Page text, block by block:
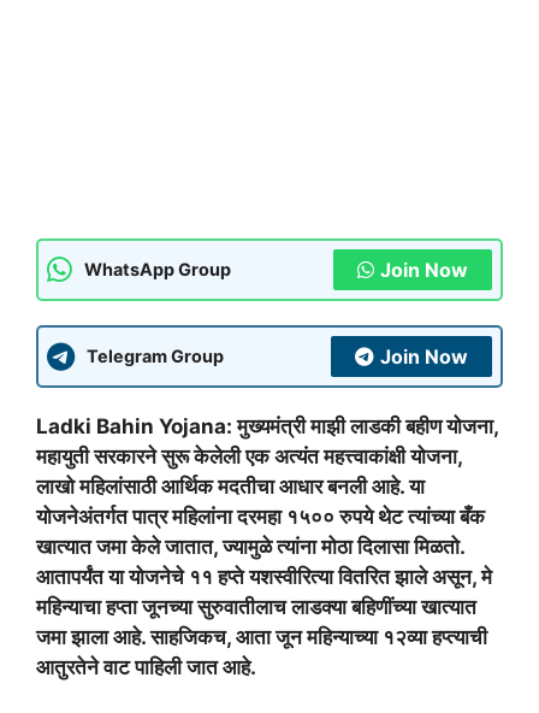
WhatsApp Group Join Now
Telegram Group Join Now
Ladki Bahin Yojana: मुख्यमंत्री माझी लाडकी बहीण योजना,
महायुती सरकारने सुरू केलेली एक अत्यंत महत्त्वाकांक्षी योजना,
लाखो महिलांसाठी आर्थिक मदतीचा आधार बनली आहे. या
योजनेअंतर्गत पात्र महिलांना दरमहा १५०० रुपये थेट त्यांच्या बँक
खात्यात जमा केले जातात, ज्यामुळे त्यांना मोठा दिलासा मिळतो.
आतापर्यंत या योजनेचे ११ हप्ते यशस्वीरित्या वितरित झाले असून, मे
महिन्याचा हप्ता जूनच्या सुरुवातीलाच लाडक्या बहिणींच्या खात्यात
जमा झाला आहे. साहजिकच, आता जून महिन्याच्या १२व्या हप्त्याची
आतुरतेने वाट पाहिली जात आहे.